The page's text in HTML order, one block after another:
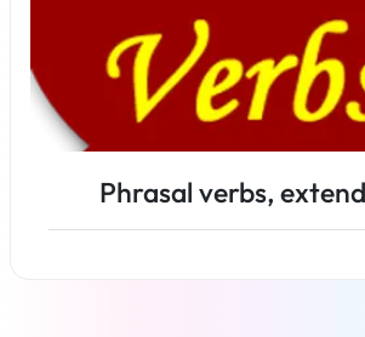
Phrasal verbs,